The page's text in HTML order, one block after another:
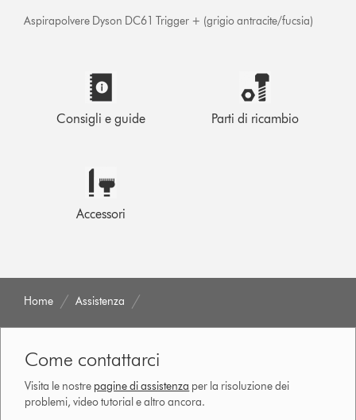
Aspirapolvere Dyson DC61 Trigger + (grigio antracite/fucsia)
Consigli e guide Parti di ricambio
Accessori
Home Assistenza
Come contattarci
Visita le nostre pagine di assistenza per la risoluzione dei
problemi, video tutorial e altro ancora.